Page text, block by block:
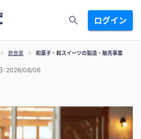
ログイン
飲食業 和菓子・和スイーツの製造・販売事業
: 2026/08/06